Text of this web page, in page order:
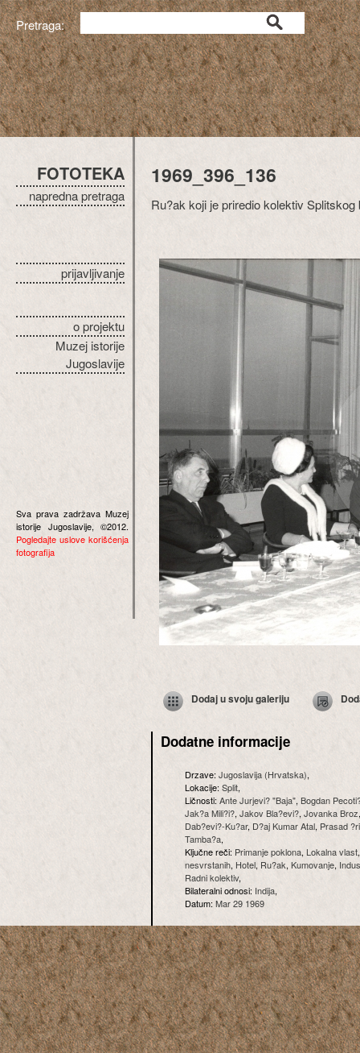
Pretraga:
FOTOTEKA
napredna pretraga
prijavljivanje
o projektu
Muzej istorije
Jugoslavije
Sva prava zadržava Muzej
istorije Jugoslavije, ©2012.
Pogledajte uslove korišćenja
fotografija
1969_396_136
Ru?ak koji je priredio kolektiv
Dodaj u svoju galeriju
Dodatne informacije
Drzave:Jugoslavija (Hrvatska),
Lokacije:Split,
Ličnosti:Ante Jurjevi? "Baja", Bogdan
Jak?a Mili?i?, Jakov Bla?evi?, Jovanka Broz
Dab?evi?-Ku?ar, D?aj Kumar Atal, Prasad
Tamba?a,
Ključne reči: Primanje poklona, Lokalna vlast
nesvrstanih, Hotel, Ru?ak, Kumovanje,
Radni kolektiv,
Bilateralni odnosi: Indija,
Datum:Mar 29 1969